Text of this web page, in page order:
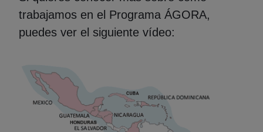
trabajamos en el Programa ÁGORA,
puedes ver el siguiente vídeo: